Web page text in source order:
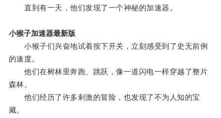
直到有一天，他们发现了一个神秘的加速器。
小猴子加速器最新版
小猴子们兴奋地试着按下开关，立刻感受到了史无前例
的速度。
他们在树林里奔跑、跳跃，像一道闪电一样穿越了整片
森林。
他们经历了许多刺激的冒险，也发现了不为人知的宝
藏。